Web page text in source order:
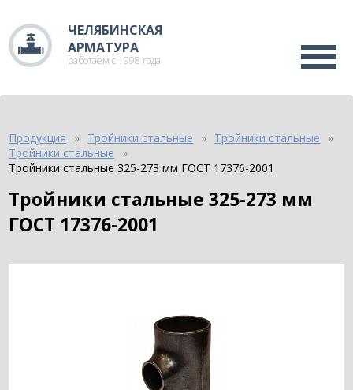
ЧЕЛЯБИНСКАЯ
АРМАТУРА
работаем с 1998 года
Продукция Тройники стальные
Тройники стальные
Тройники стальные
Тройники стальные 325-273 мм ГОСТ 17376-2001
Тройники стальные 325-273 мм
ГОСТ 17376-2001